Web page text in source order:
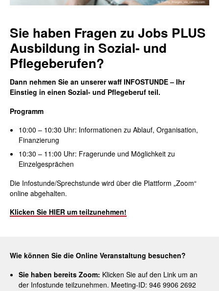
Sie haben Fragen zu Jobs PLUS
Ausbildung in Sozial- und
Pflegeberufen?
Dann nehmen Sie an unsererwaff INFOSTUNDE – Ihr
Einstieg in einen Sozial- und Pflegeberuf teil.
Programm
10:00 – 10:30 Uhr: Informationen zu Ablauf, Organisation,
Finanzierung
10:30 – 11:00 Uhr: Fragerunde und Möglichkeit zu
Einzelgesprächen
Die Infostunde/Sprechstunde wird über die Plattform „Zoom“
online abgehalten.
Klicken Sie HIER um teilzunehmen!
Wie können Sie die Online Veranstaltung besuchen?
Sie haben bereits Zoom: Klicken Sie auf den Link um an
der Infostunde teilzunehmen. Meeting-ID: 946 9906 2692